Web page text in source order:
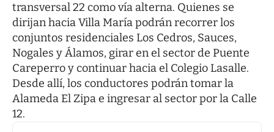
transversal 22 como vía alterna. Quienes se
dirijan hacia Villa María podrán recorrer los
conjuntos residenciales Los Cedros, Sauces,
Nogales y Álamos, girar en el sector de Puente
Careperro y continuar hacia el Colegio Lasalle.
Desde allí, los conductores podrán tomar la
Alameda El Zipa e ingresar al sector por la Calle
12.